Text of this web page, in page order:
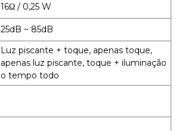
16Ω / 0,25 W
25dB ~ 85dB
Luz piscante + toque, apenas toque,
apenas luz piscante, toque + iluminação
o tempo todo